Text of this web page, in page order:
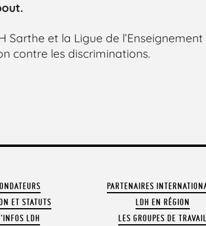
Sarthe et la Ligue de
contre les discriminations.
ET STATUTS
LDH
PARTENAIRES
LDH EN RÉGION
LES GROUPES DE TRAVAIL